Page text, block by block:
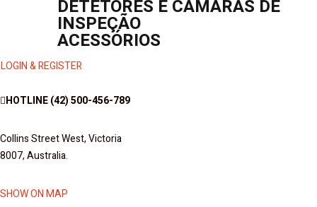
DETETORES E CÂMARAS DE
INSPEÇÃO
ACESSÓRIOS
LOGIN & REGISTER
HOTLINE(42) 500-456-789
Collins Street West, Victoria
8007, Australia.
SHOW ON MAP